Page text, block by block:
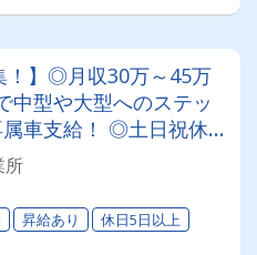
！】◎月収30万～45万
型や大型へのステッ
車支給！ ◎土日祝休み
対応★ ★車・バイク好
車カスタムOK★
所
昇給あり 休日5日以上